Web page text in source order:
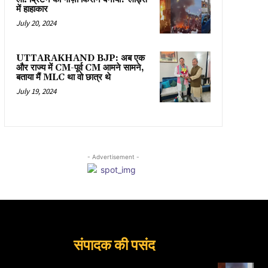
में हाहाकार
July 20, 2024
UTTARAKHAND BJP: अब एक
और राज्य में CM-पूर्व CM आमने सामने,
बताया मैं MLC था वो छात्र थे
July 19, 2024
- Advertisement -
संपादक की पसंद